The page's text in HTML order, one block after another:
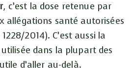
, c’est la dose retenue par
allégations santé autorisées
2014). C’est aussi la
dans la plupart des
d’aller au-delà.